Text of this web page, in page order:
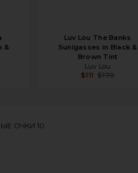
&
Luv Lou The Banks
Sunlgasses in Black &
Brown Tint
Luv Lou
$111 $170
ОЧКИ 10